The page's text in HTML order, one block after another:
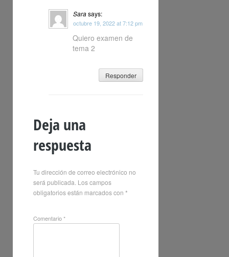
Sarasays:
octubre 19, 2022 at 7:12 pm
Quiero examen de
tema 2
Responder
Deja una
respuesta
Tu dirección de correo electrónico no
será publicada. Los campos
obligatorios están marcados con *
Comentario*